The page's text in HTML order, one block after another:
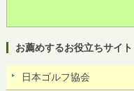
お薦めするお役立ちサイト
日本ゴルフ協会